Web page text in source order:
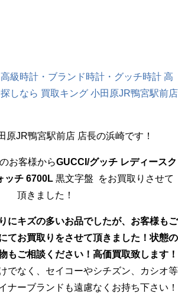
級時計・ブランド時計・グッチ時計 高
しなら 買取キング 小田原JR鴨宮駅前店
原JR鴨宮駅前店 店長の浜崎です！
お客様からGUCCI/グッチ レディースク
ッチ 6700L 黒文字盤
をお買取りさせて
頂きました！
にキズの多いお品でしたが、お客様もご
てお買取りをさせて頂きました！状態の
もご相談ください！高価買取致します！
でなく、セイコーやシチズン、カシオ等
ナーブランドも遠慮なくお持ち下さい！